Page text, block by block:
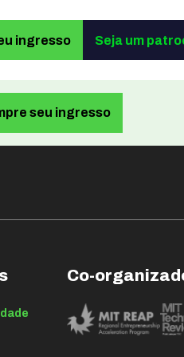
ingresso Seja um
seu ingresso
Co-